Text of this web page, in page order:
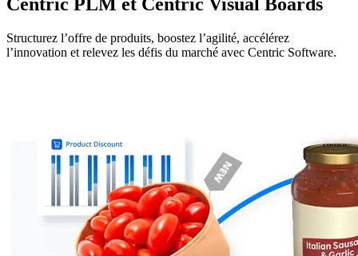
Structurez l’offre de produits, boostez l’agilité, accélérez
l’innovation et relevez les défis du marché avec Centric Software.